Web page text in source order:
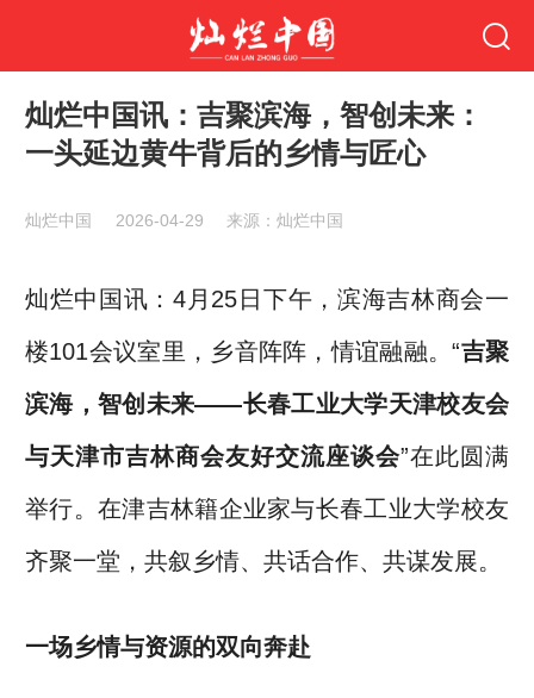
灿烂中国讯：吉聚滨海，智创未来：
一头延边黄牛背后的乡情与匠心
灿烂中国 2026-04-29 来源：灿烂中国
灿烂中国讯：4月25日下午，滨海吉林商会一
楼101会议室里，乡音阵阵，情谊融融。“吉聚
滨海，智创未来——长春工业大学天津校友会
与天津市吉林商会友好交流座谈会”在此圆满
举行。在津吉林籍企业家与长春工业大学校友
齐聚一堂，共叙乡情、共话合作、共谋发展。
一场乡情与资源的双向奔赴